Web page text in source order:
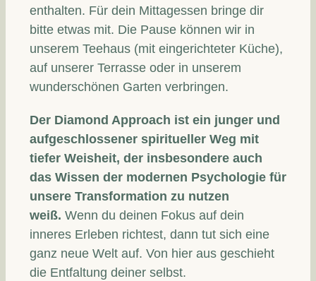
enthalten. Für dein Mittagessen bringe dir
bitte etwas mit. Die Pause können wir in
unserem Teehaus (mit eingerichteter Küche),
auf unserer Terrasse oder in unserem
wunderschönen Garten verbringen.
Der Diamond Approach ist ein junger und
aufgeschlossener spiritueller Weg mit
tiefer Weisheit, der insbesondere auch
das Wissen der modernen Psychologie für
unsere Transformation zu nutzen
weiß. Wenn du deinen Fokus auf dein
inneres Erleben richtest, dann tut sich eine
ganz neue Welt auf. Von hier aus geschieht
die Entfaltung deiner selbst.